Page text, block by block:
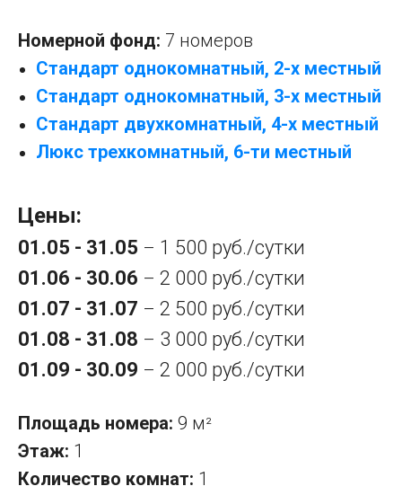
Номерной фонд: 7 номеров
Стандарт однокомнатный, 2-х местный
Стандарт однокомнатный, 3-х местный
Стандарт двухкомнатный, 4-х местный
Люкс трехкомнатный, 6-ти местный
Цены:
01.05 - 31.05 – 1 500 руб./сутки
01.06 - 30.06 – 2 000 руб./сутки
01.07 - 31.07 – 2 500 руб./сутки
01.08 - 31.08 – 3 000 руб./сутки
01.09 - 30.09 – 2 000 руб./сутки
Площадь номера: 9 м²
Этаж: 1
Количество комнат: 1